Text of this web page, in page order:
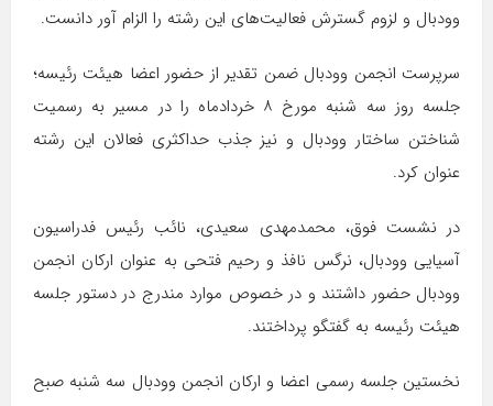
وودبال و لزوم گسترش فعالیت‌های این رشته را الزام آور دانست.
سرپرست انجمن وودبال ضمن تقدیر از حضور اعضا هیئت رئیسه؛
جلسه روز سه شنبه مورخ ۸ خردادماه را در مسیر به رسمیت
شناختن ساختار وودبال و نیز جذب حداکثری فعالان این رشته
عنوان کرد.
در نشست فوق، محمدمهدی سعیدی، نائب رئیس فدراسیون
آسیایی وودبال، نرگس نافذ و رحیم فتحی به عنوان ارکان انجمن
وودبال حضور داشتند و در خصوص موارد مندرج در دستور جلسه
هیئت رئیسه به گفتگو پرداختند.
نخستین جلسه رسمی اعضا و ارکان انجمن وودبال سه شنبه صبح